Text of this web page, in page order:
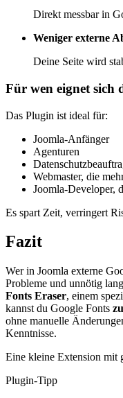
Direkt messbar in
Weniger externe
Deine Seite wird
Für wen eignet sich
Das Plugin ist ideal für:
Joomla-Anfänger
Agenturen
Webmaster, die
Joomla-Developer,
Es spart Zeit, verringert
Fazit
Wer in Joomla externe
Probleme und unnötig
Fonts Eraser, einem
kannst du Google Fonts
ohne manuelle
Kenntnisse.
Eine kleine Extension mit
Plugin-Tipp